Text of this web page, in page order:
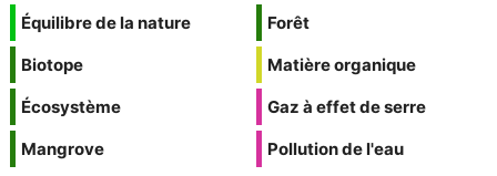
Équilibre de la nature
Biotope
Écosystème
Mangrove
Forêt
Matière organique
Gaz à effet de serre
Pollution de l'eau